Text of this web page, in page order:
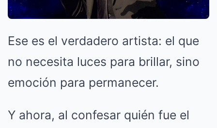
Ese es el verdadero artista: el que
no necesita luces para brillar, sino
emoción para permanecer.
Y ahora, al confesar quién fue el